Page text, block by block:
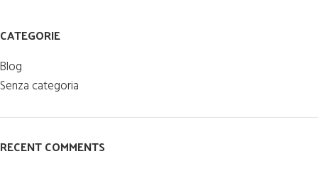
CATEGORIE
Blog
Senza categoria
RECENT COMMENTS